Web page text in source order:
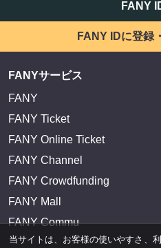
FANY
FANY IDに登録
FANYサービス
FANY
FANY Ticket
FANY Online Ticket
FANY Channel
FANY Crowdfunding
FANY Mall
FANY Commu
当サイトは、お客様の使いやすさ、